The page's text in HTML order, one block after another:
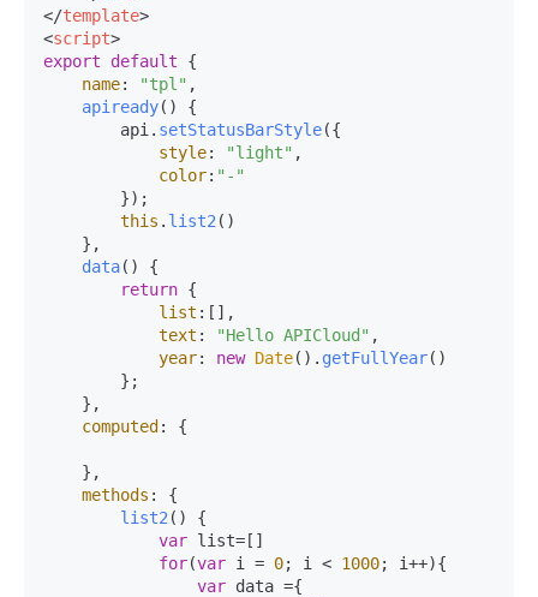
</template>
<script>
export
default {
name: "tpl" ,
apiready( ) {
        api.
setStatusBarStyle({
style: "light" ,
color: "-"
this . list2 ()
data( ) {
return {
list :[],
text : "Hello APICloud" ,
year: new Date(). getFullYear()
computed: {
methods : {
list2 ( ) {
var list=[]
for(var i = 0; i < 1000; i++){
var data ={